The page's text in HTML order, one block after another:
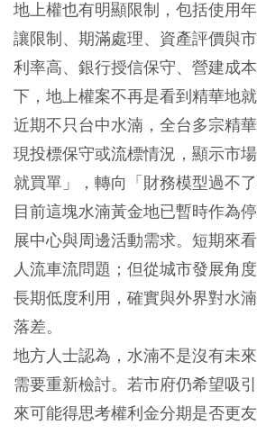
地上權也有明顯限制，包括使用
讓限制、期滿處理、資產評價與
利率高、銀行授信保守、營建成
下，地上權案不再是看到精華地就
近期不只台中水湳，全台多宗精
現投標保守或流標情況，顯示市
就買單」，轉向「財務模型過不了
目前這塊水湳黃金地已暫時作為
展中心與周邊活動需求。短期來
人流車流問題；但從城市發展角
長期低度利用，確實與外界對水
落差。
地方人士認為，水湳不是沒有未
需要重新檢討。若市府仍希望吸
來可能得思考權利金分期是否更